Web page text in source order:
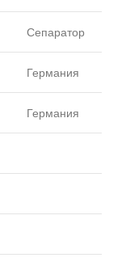
Сепаратор
Германия
Германия